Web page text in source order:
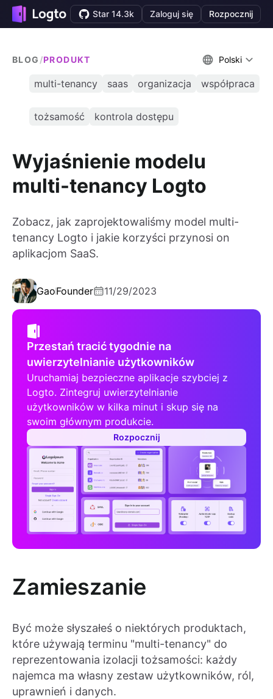
Star 14.3k Zaloguj się Rozpocznij
BLOG /PRODUKT Polski
multi-tenancy saas organizacja współpraca
tożsamość kontrola dostępu
Wyjaśnienie modelu
multi-tenancy Logto
Zobacz, jak zaprojektowaliśmy model multi-
tenancy Logto i jakie korzyści przynosi on
aplikacjom SaaS.
GaoFounder 11/29/2023
Przestań tracić tygodnie na
uwierzytelnianie użytkowników
Uruchamiaj bezpieczne aplikacje szybciej z
Logto. Zintegruj uwierzytelnianie
użytkowników w kilka minut i skup się na
swoim głównym produkcie.
Rozpocznij
Zamieszanie
Być może słyszałeś o niektórych produktach,
które używają terminu "multi-tenancy" do
reprezentowania izolacji tożsamości: każdy
najemca ma własny zestaw użytkowników, ról,
uprawnień i danych.